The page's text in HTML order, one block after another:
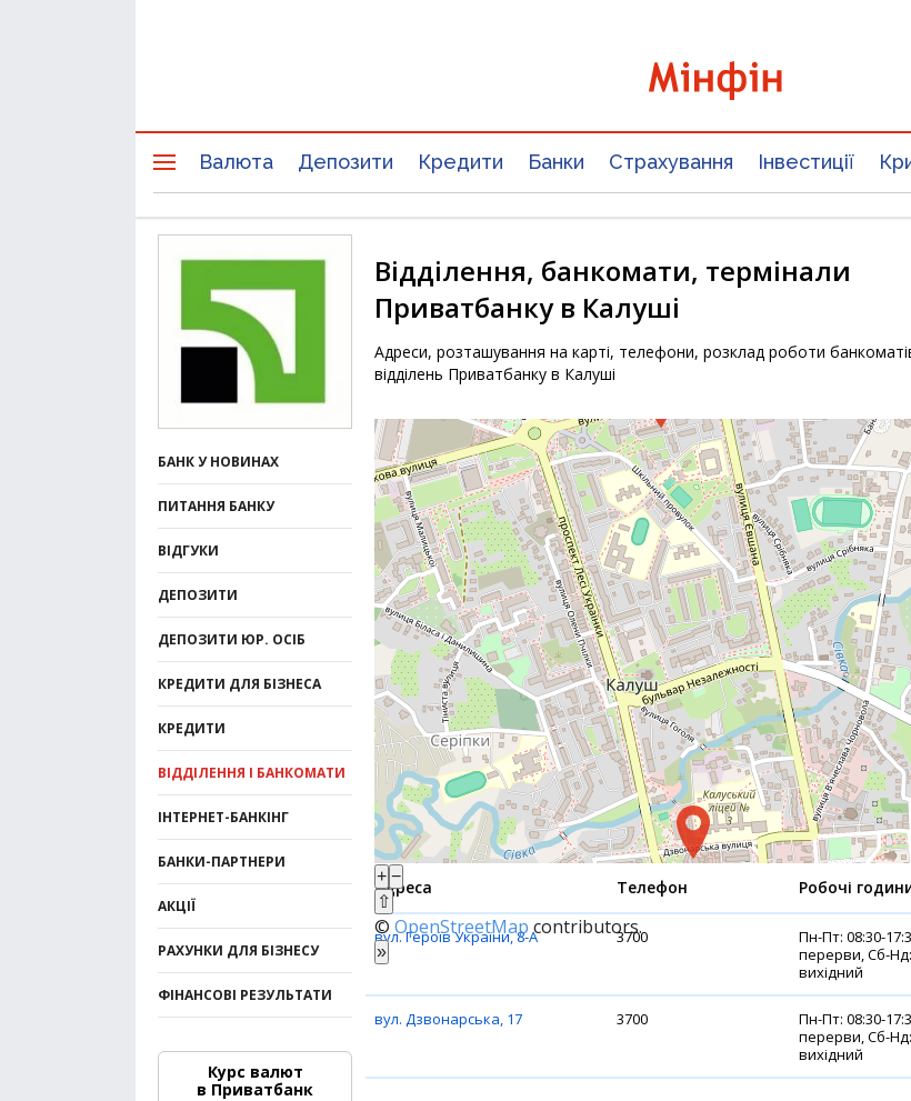
Валюта Депозити Кредити Банки Страхування Інвестиції
БАНК У НОВИНАХ
ПИТАННЯ БАНКУ
ВІДГУКИ
ДЕПОЗИТИ
ДЕПОЗИТИ ЮР. ОСІБ
КРЕДИТИ ДЛЯ БІЗНЕСА
КРЕДИТИ
ВІДДІЛЕННЯ І БАНКОМАТИ
ІНТЕРНЕТ-БАНКІНГ
БАНКИ-ПАРТНЕРИ
АКЦІЇ
РАХУНКИ ДЛЯ БІЗНЕСУ
ФІНАНСОВІ РЕЗУЛЬТАТИ
Курс валют
в Приватбанк
Відділення, банкомати, термінали
Приватбанку в Калуші
Адреси, розташування на карті, телефони, розклад роботи
відділень Приватбанку в Калуші
+ −
⇧
© OpenStreetMapcontributors.
»
Адреса Телефон Робочі
вул. Героїв України, 8-А 3700
Пн-Пт: 08:30-
перерви, Сб-Нд:
вихідний
вул. Дзвонарська, 17 3700
Пн-Пт: 08:30-
перерви, Сб-Нд:
вихідний